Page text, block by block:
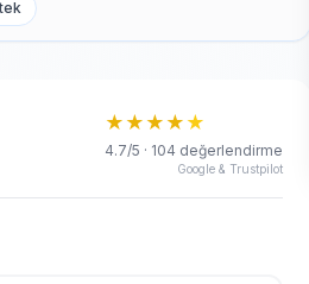
★★★★ ★
4.7/5 · 104 değerlendirme
Google & Trustpilot